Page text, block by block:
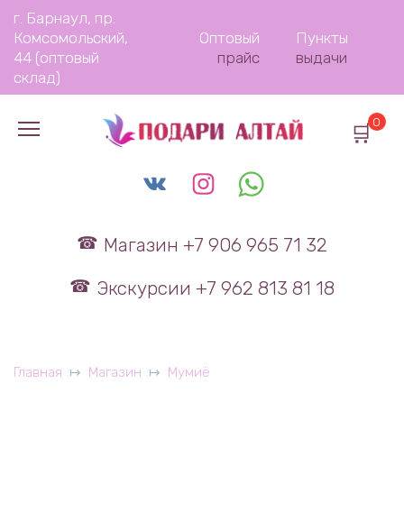
Перейти
содержанию
г. Барнаул, пр.
Комсомольский,
44 (оптовый
склад)
Оптовый
прайс
Пункты
выдачи
Магазин +7 906 965 71 32
Экскурсии +7 962 813 81 18
0
Главная Магазин Мумиё